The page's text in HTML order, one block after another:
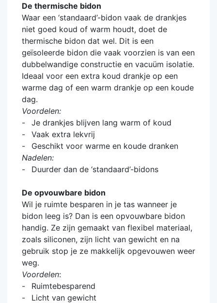
De thermische bidon
Waar een ‘standaard’-bidon vaak de drankjes
niet goed koud of warm houdt, doet de
thermische bidon dat wel. Dit is een
geïsoleerde bidon die vaak voorzien is van een
dubbelwandige constructie en vacuüm isolatie.
Ideaal voor een extra koud drankje op een
warme dag of een warm drankje op een koude
dag.
Voordelen:
Je drankjes blijven lang warm of koud
Vaak extra lekvrij
Geschikt voor warme en koude dranken
Nadelen:
Duurder dan de ‘standaard’-bidons
De opvouwbare bidon
Wil je ruimte besparen in je tas wanneer je
bidon leeg is? Dan is een opvouwbare bidon
handig. Ze zijn gemaakt van flexibel materiaal,
zoals siliconen, zijn licht van gewicht en na
gebruik stop je ze makkelijk opgevouwen weer
weg.
Voordelen:
Ruimtebesparend
Licht van gewicht